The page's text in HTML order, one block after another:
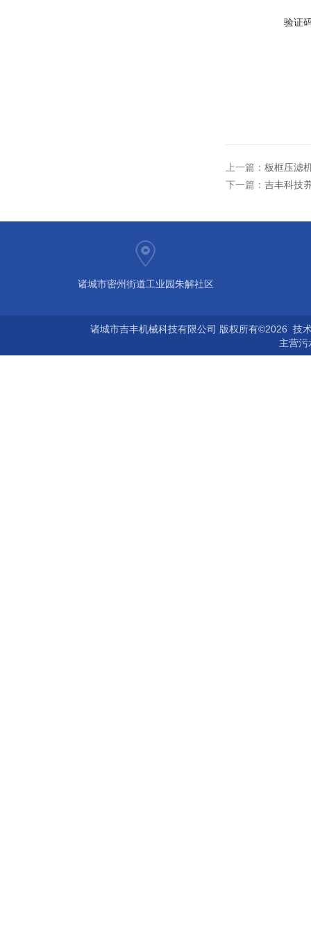
验证
上一篇： 板框压滤
下一篇： 吉丰科技
诸城市密州街道工业园朱解社区
诸城市吉丰机械科技有限公司 版权所有©2026 技
主营污